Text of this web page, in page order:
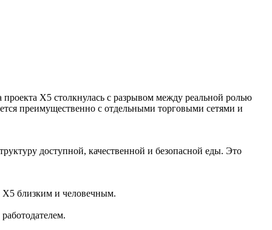
X5 столкнулась с разрывом между реальной ролью
преимущественно с отдельными торговыми сетями и
доступной, качественной и безопасной еды. Это
Х5 близким и человечным.